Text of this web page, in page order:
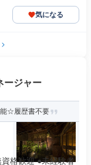
気になる
ージャー
☆履歴書不要
格歓迎 ●未経験者